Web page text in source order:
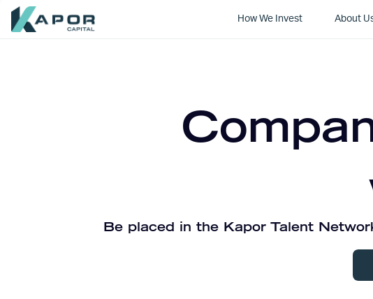
How We Invest About
Be placed in the Kapor Talent